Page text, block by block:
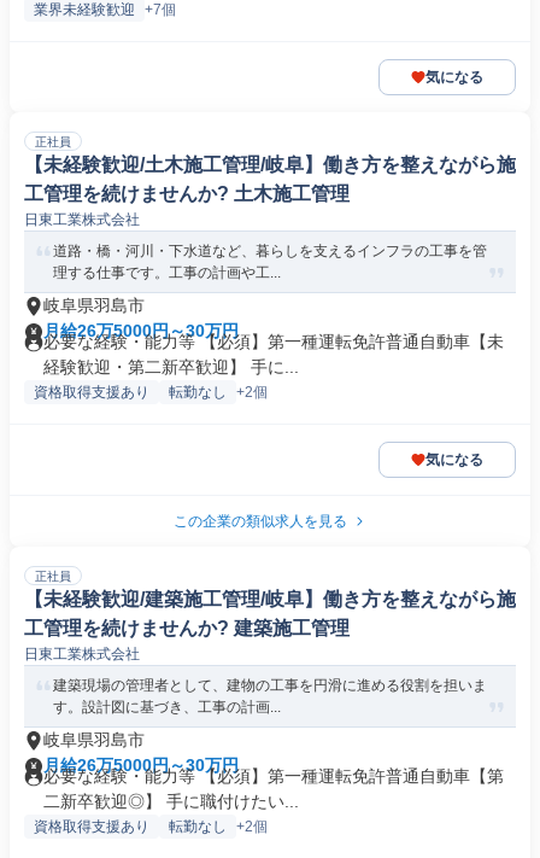
業界未経験歓迎 +7個
気になる
正社員
【未経験歓迎/土木施工管理/岐阜】働き方を整えながら施
工管理を続けませんか? 土木施工管理
日東工業株式会社
道路・橋・河川・下水道など、暮らしを支えるインフラの工事を管
理する仕事です。工事の計画や工...
岐阜県羽島市
月給26万5000円～30万円
必要な経験・能力等 【必須】第一種運転免許普通自動車【未
経験歓迎・第二新卒歓迎】 手に...
資格取得支援あり 転勤なし +2個
気になる
この企業の類似求人を見る
正社員
【未経験歓迎/建築施工管理/岐阜】働き方を整えながら施
工管理を続けませんか? 建築施工管理
日東工業株式会社
建築現場の管理者として、建物の工事を円滑に進める役割を担いま
す。設計図に基づき、工事の計画...
岐阜県羽島市
月給26万5000円～30万円
必要な経験・能力等 【必須】第一種運転免許普通自動車【第
二新卒歓迎◎】 手に職付けたい...
資格取得支援あり 転勤なし +2個